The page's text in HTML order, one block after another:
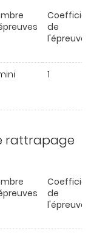
de
l'épreuve
1
rattrapage
de
l'épreuve